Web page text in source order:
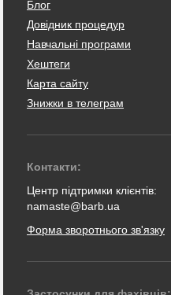
Блог
Довідник процедур
Навчальні програми
Хештеги
Карта сайту
Знижки в телеграм
Контакти:
Центр підтримки клієнтів:
namaste@barb.ua
Форма зворотнього зв'язку